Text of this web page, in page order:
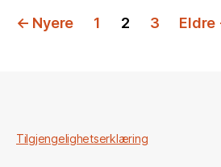
Sidepaginering
← Nyere 1 2 3 Eldre
Tilgjengelighetserklæring